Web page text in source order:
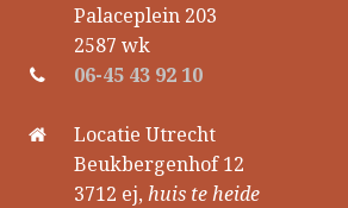
Palaceplein 203
2587 wk
06-45 43 92 10
Locatie Utrecht
Beukbergenhof 12
3712 ej, huis te heide